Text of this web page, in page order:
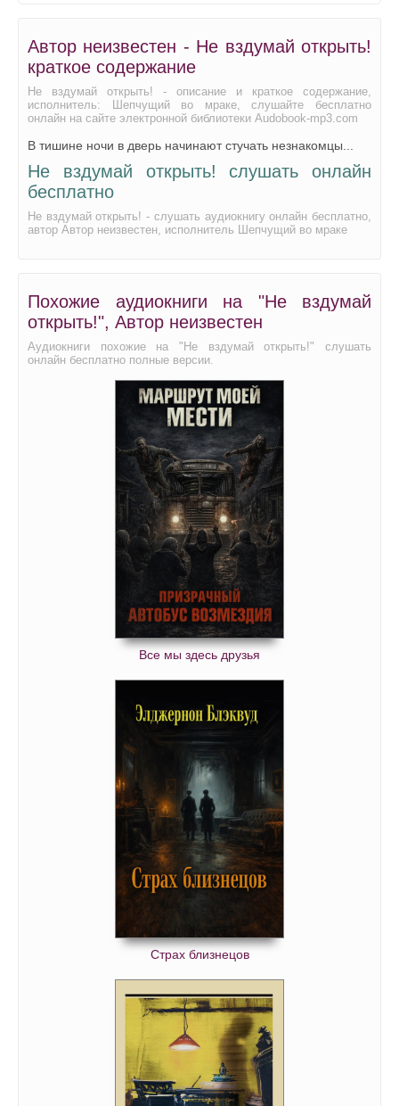
Автор неизвестен - Не вздумай открыть!
краткое содержание
Не вздумай открыть! - описание и краткое содержание,
исполнитель: Шепчущий во мраке, слушайте бесплатно
онлайн на сайте электронной библиотеки Audobook-mp3.com
В тишине ночи в дверь начинают стучать незнакомцы...
Не вздумай открыть! слушать онлайн
бесплатно
Не вздумай открыть! - слушать аудиокнигу онлайн бесплатно,
автор Автор неизвестен, исполнитель Шепчущий во мраке
Похожие аудиокниги на "Не вздумай
открыть!", Автор неизвестен
Аудиокниги похожие на "Не вздумай открыть!" слушать
онлайн бесплатно полные версии.
Все мы здесь друзья
Страх близнецов